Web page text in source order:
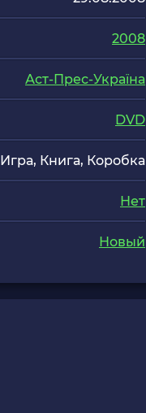
2008
Аст-Прес-Україна
DVD
Игра, Книга, Коробка
Нет
Новый